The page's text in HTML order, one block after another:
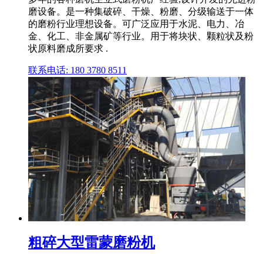
磨设备。是一种集破碎、干燥、粉磨、分级输送于一体
的磨粉行业理想设备。可广泛应用于水泥、电力、冶
金、化工、非金属矿等行业。用于将块状、颗粒状及粉
状原料磨成所要求 .
联系电话: 180 3780 8511
粗碎大型雷蒙磨粉机